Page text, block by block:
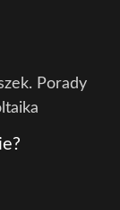
Porady